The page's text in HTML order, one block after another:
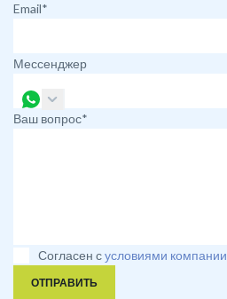
Email*
Мессенджер
Ваш вопрос*
Согласен сусловиями компании
ОТПРАВИТЬ